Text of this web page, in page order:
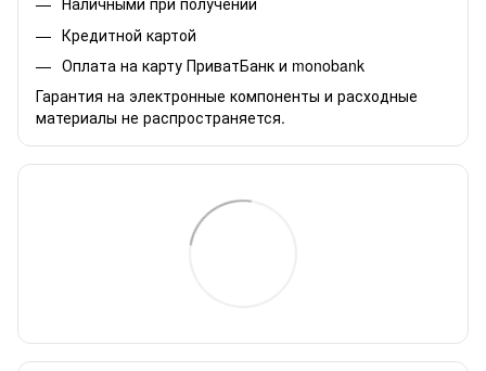
Кредитной картой
Оплата на карту ПриватБанк и monobank
Гарантия на электронные компоненты и расходные
материалы не распространяется.